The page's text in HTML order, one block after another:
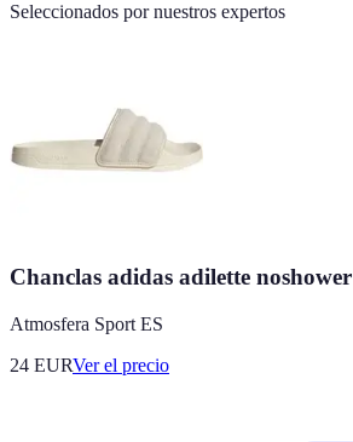
Seleccionados por nuestros expertos
Chanclas adidas adilette
Atmosfera Sport ES
24 EURVer el precio